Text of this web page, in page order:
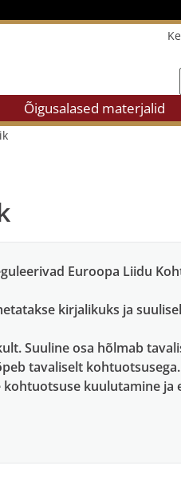
Õigusalased materjalid
Euroopa Liidu
kirjalikuks ja
Suuline osa hõlmab
tavaliselt
kuulutamine